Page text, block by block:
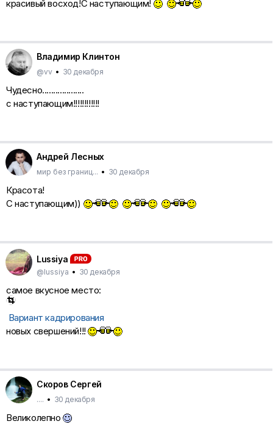
красивый восход!С наступающим!
Владимир Клинтон
@vv • 30 декабря
Чудесно...................
с наступающим!!!!!!!!!!!!
Андрей Лесных
мир без границ... • 30 декабря
Красота!
С наступающим))
Lussiya
@lussiya • 30 декабря
самое вкусное место:
Вариант кадрирования
новых свершений!!!
Скоров Сергей
.... • 30 декабря
Великолепно